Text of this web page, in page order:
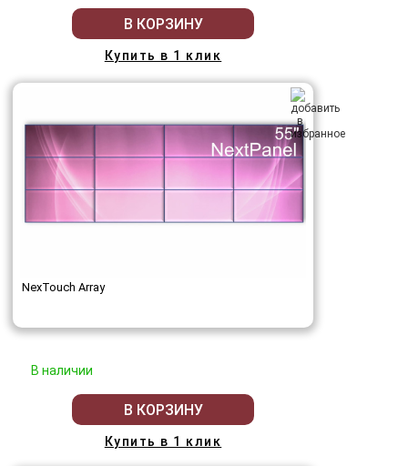
В КОРЗИНУ
Купить в 1 клик
NexTouch Array
В наличии
В КОРЗИНУ
Купить в 1 клик